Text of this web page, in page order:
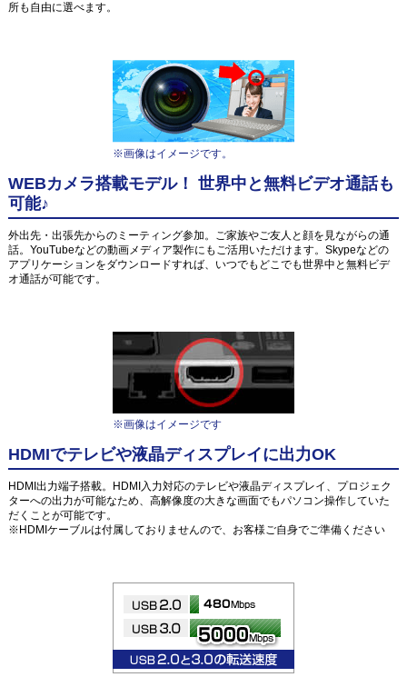
所も自由に選べます。
※画像はイメージです。
WEBカメラ搭載モデル！ 世界中と無料ビデオ通話も
可能♪
外出先・出張先からのミーティング参加。ご家族やご友人と顔を見ながらの通
話。YouTubeなどの動画メディア製作にもご活用いただけます。Skypeなどの
アプリケーションをダウンロードすれば、いつでもどこでも世界中と無料ビデ
オ通話が可能です。
※画像はイメージです
HDMIでテレビや液晶ディスプレイに出力OK
HDMI出力端子搭載。HDMI入力対応のテレビや液晶ディスプレイ、プロジェク
ターへの出力が可能なため、高解像度の大きな画面でもパソコン操作していた
だくことが可能です。
※HDMIケーブルは付属しておりませんので、お客様ご自身でご準備ください